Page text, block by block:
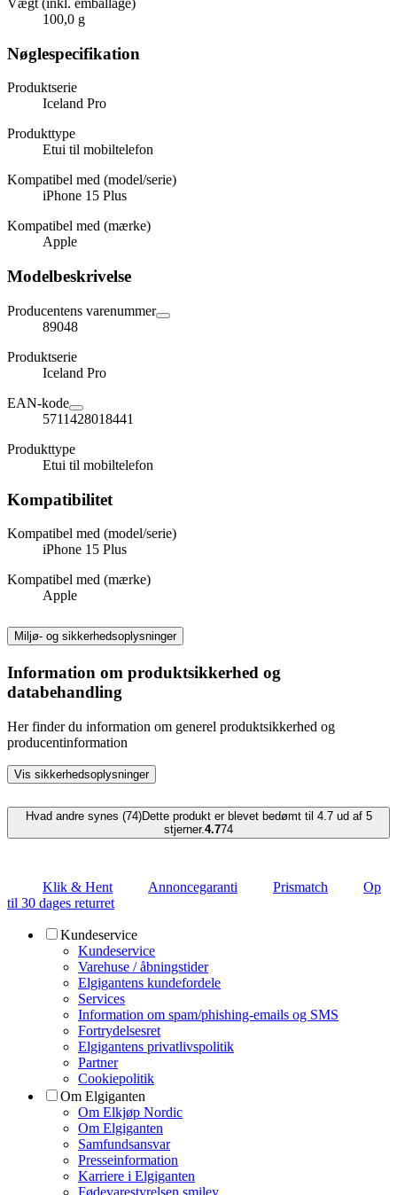
Vægt (inkl. emballage)
100,0 g
Nøglespecifikation
Produktserie
Iceland Pro
Produkttype
Etui til mobiltelefon
Kompatibel med (model/serie)
iPhone 15 Plus
Kompatibel med (mærke)
Apple
Modelbeskrivelse
Producentens varenummer
89048
Produktserie
Iceland Pro
EAN-kode
5711428018441
Produkttype
Etui til mobiltelefon
Kompatibilitet
Kompatibel med (model/serie)
iPhone 15 Plus
Kompatibel med (mærke)
Apple
Miljø- og sikkerhedsoplysninger
Information om produktsikkerhed og
databehandling
Her finder du information om generel produktsikkerhed og
producentinformation
Vis sikkerhedsoplysninger
Hvad andre synes (74)Dette produkt er blevet bedømt til 4.7 ud af 5
stjerner.4.774
Klik & Hent Annoncegaranti Prismatch
Op
til 30 dages returret
Kundeservice
Kundeservice
Varehuse / åbningstider
Elgigantens kundefordele
Services
Information om spam/phishing-emails og SMS
Fortrydelsesret
Elgigantens privatlivspolitik
Partner
Cookiepolitik
Om Elgiganten
Om Elkjøp Nordic
Om Elgiganten
Samfundsansvar
Presseinformation
Karriere i Elgiganten
Fødevarestyrelsen smiley